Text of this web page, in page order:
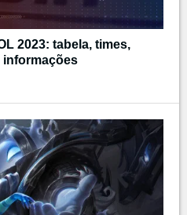
2023: tabela, times,
informações